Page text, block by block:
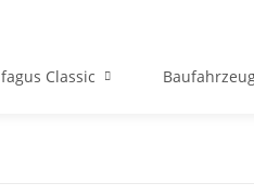
fagus Classic